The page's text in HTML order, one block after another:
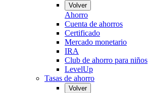
Volver
Ahorro
Cuenta de ahorros
Certificado
Mercado monetario
IRA
Club de ahorro para niños
LevelUp
Tasas de ahorro
Volver